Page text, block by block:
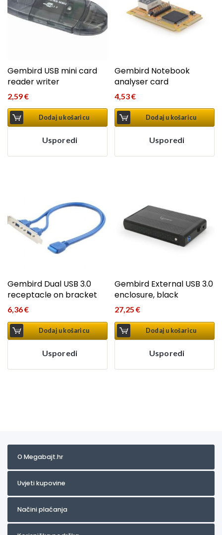
Gembird USB mini card
reader writer
2,59€
Dodaj u košaricu
Usporedi
Gembird Notebook
analyser card
4,53€
Dodaj u košaricu
Usporedi
Gembird Dual USB 3.0
receptacle on bracket
6,36€
Dodaj u košaricu
Usporedi
Gembird External USB 3.0
enclosure, black
27,25€
Dodaj u košaricu
Usporedi
O Megabajt.hr
Uvjeti kupovine
Načini plaćanja